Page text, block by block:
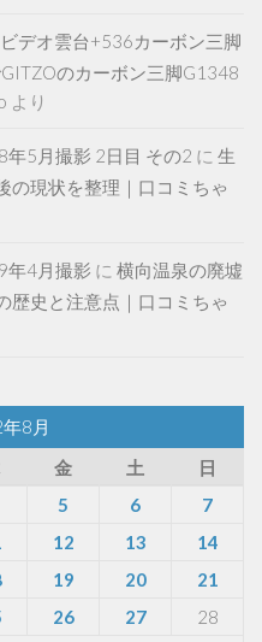
デオ雲台+536カーボン三脚
のカーボン三脚G1348
より
年5月撮影 2日目 その2 に 生
の現状を整理｜口コミちゃ
年4月撮影 に 横向温泉の廃墟
歴史と注意点｜口コミちゃ
8月
金 土
日
5 6
7
12 13
14
19 20
21
26 27
28